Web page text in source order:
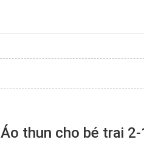
Áo thun cho bé trai